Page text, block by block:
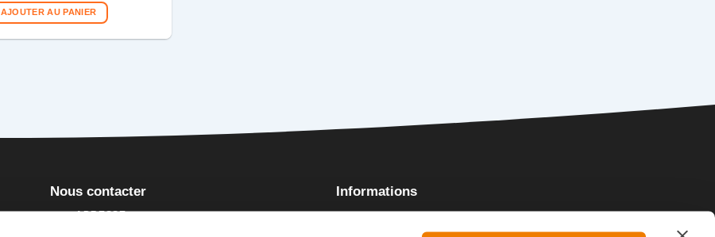
initial
était :
actuel
est :
AJOUTER AU PANIER
Nous contacter
ADRESSE
Informations